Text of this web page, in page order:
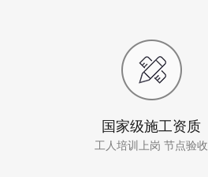
国家级施工资质
工人培训上岗 节点验收